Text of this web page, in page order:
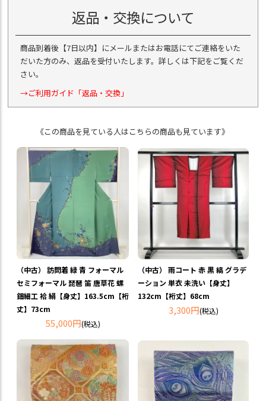
返品・交換について
商品到着後【7日以内】にメールまたはお電話にてご連絡をいた
だいた方のみ、返品を受付いたします。詳しくは下記をご覧くだ
さい。
→ご利用ガイド「返品・交換」
《この商品を見ている人はこちらの商品も見ています》
（中古） 訪問着 緑 青 フォーマル
セミフォーマル 琵琶 笛 唐草花 螺
鈿細工 袷 絹【身丈】163.5cm【裄
丈】73cm
55,000円(税込)
（中古） 雨コート 赤 黒 縞 グラデ
ーション 単衣 未洗い【身丈】
132cm【裄丈】68cm
3,300円(税込)